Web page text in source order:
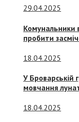
29.04.2025
Комунальники
пробити
18.04.2025
У Броварській
мовчання
18.04.2025